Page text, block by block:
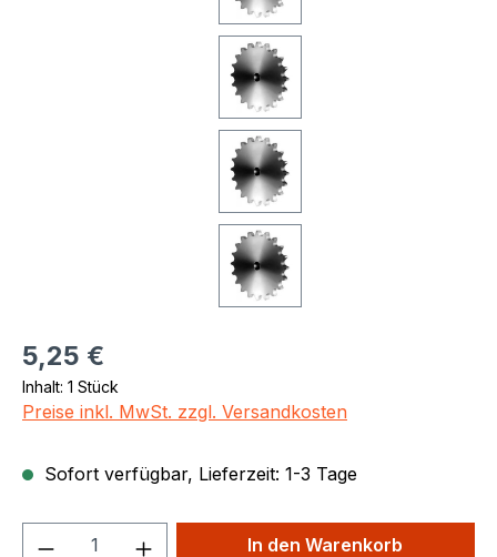
Regulärer Preis:
5,25 €
Inhalt: 1 Stück
Preise inkl. MwSt. zzgl. Versandkosten
Sofort verfügbar, Lieferzeit: 1-3 Tage
Produkt Anzahl: Gib denIn den Warenkorb